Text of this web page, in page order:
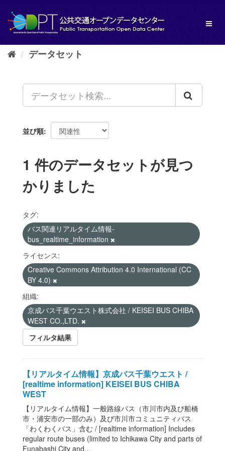
し
データセット
並び順
1 件のデータセットが見つ
かりました
タグ:
バス関連リアルタイム情報-
bus_realtime_information
ライセンス:
Creative Commons Attribution 4.0 International (CC
BY 4.0)
組織:
京成バス千葉ウエスト株式会社 / KEISEI BUS CHIBA
WEST CO.,LTD.
フィルタ結果
【リアルタイム情報】京成バス千葉ウエスト /
[realtime information] KEISEI BUS CHIBA
WEST
【リアルタイム情報】一般路線バス（市川市内及び船橋
市・浦安市の一部のみ）及び市川市コミュニティバス
「わくわくバス」含む / [realtime information] Includes
regular route buses (limited to Ichikawa City and parts of
Funabashi City and...